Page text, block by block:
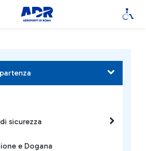
sicurezza
e Dogana